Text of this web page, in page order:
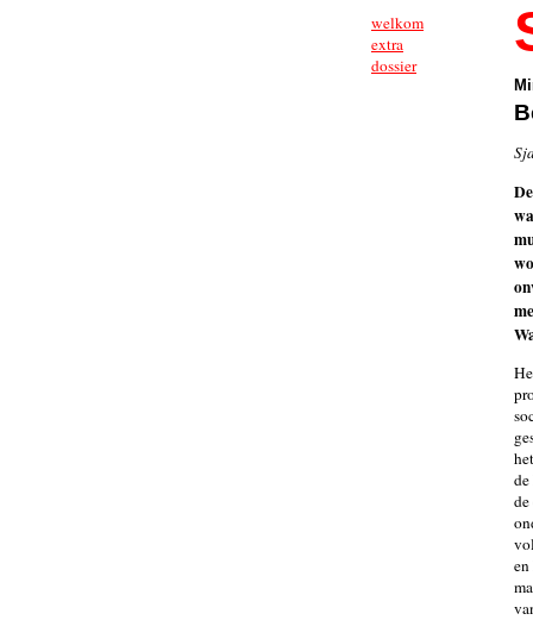
welkom
extra
dossier